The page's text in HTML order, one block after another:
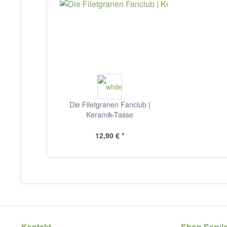
Die Filetgranen Fanclub |
Keramik-Tasse
12,90 € *